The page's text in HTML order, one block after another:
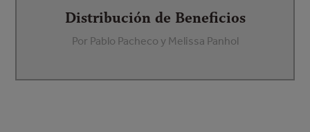
Distribución de Beneficios
Por Pablo Pacheco y Melissa Panhol